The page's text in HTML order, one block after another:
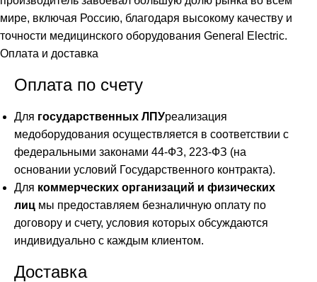
мире, включая Россию, благодаря высокому качеству и
точности медицинского оборудования General Electric.
Оплата и доставка
Оплата по счету
Для государственных ЛПУреализация
медоборудования осуществляется в соответствии с
федеральными законами 44-ФЗ, 223-ФЗ (на
основании условий Государственного контракта).
Для коммерческих организаций и физических
лиц мы предоставляем безналичную оплату по
договору и счету, условия которых обсуждаются
индивидуально с каждым клиентом.
Доставка